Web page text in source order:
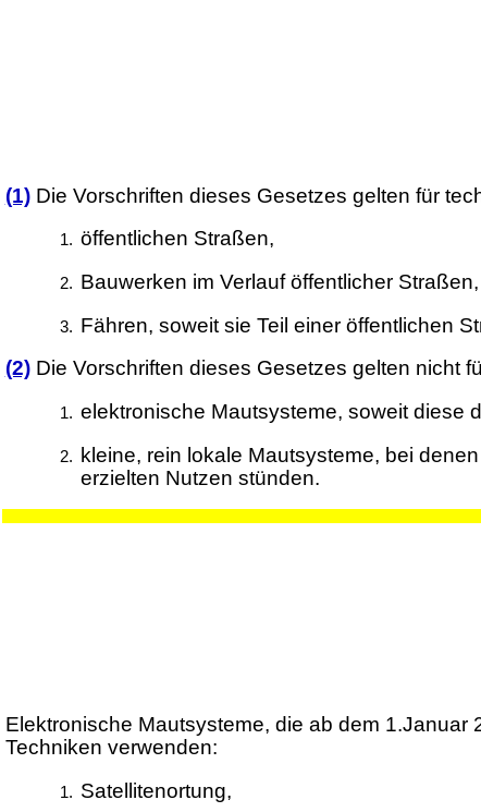
(1) Die Vorschriften dieses Gesetzes gelten für
öffentlichen Straßen,
Bauwerken im Verlauf öffentlicher
Fähren, soweit sie Teil einer öffentlichen
(2) Die Vorschriften dieses Gesetzes gelten nicht
elektronische Mautsysteme, soweit diese
kleine, rein lokale Mautsysteme, bei
erzielten Nutzen stünden.
Elektronische Mautsysteme, die ab dem
Techniken verwenden:
Satellitenortung,